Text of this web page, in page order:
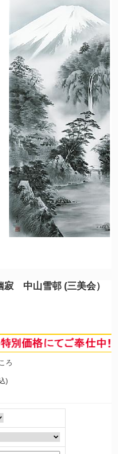
寂 中山雪邨 (三美会）
ろ
)